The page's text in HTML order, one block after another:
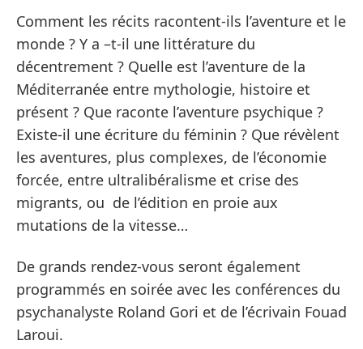
Comment les récits racontent-ils l’aventure et le
monde ? Y a –t-il une littérature du
décentrement ? Quelle est l’aventure de la
Méditerranée entre mythologie, histoire et
présent ? Que raconte l’aventure psychique ?
Existe-il une écriture du féminin ? Que révèlent
les aventures, plus complexes, de l’économie
forcée, entre ultralibéralisme et crise des
migrants, ou de l’édition en proie aux
mutations de la vitesse…
De grands rendez-vous seront également
programmés en soirée avec les conférences du
psychanalyste Roland Gori et de l’écrivain Fouad
Laroui.